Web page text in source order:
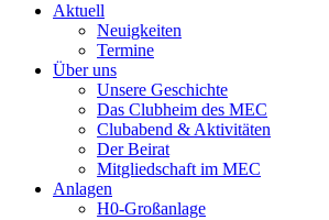
Aktuell
Neuigkeiten
Termine
Über uns
Unsere Geschichte
Das Clubheim des MEC
Clubabend & Aktivitäten
Der Beirat
Mitgliedschaft im MEC
Anlagen
H0-Großanlage